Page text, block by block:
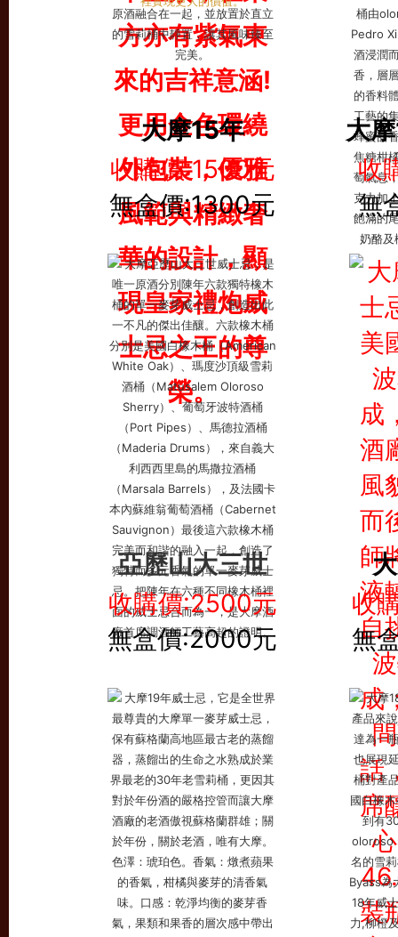
大摩15年
大
收購價:1500元
無盒價:1300元
收
無
亞歷山大三世
收購價:2500元
無盒價:2000元
收
無